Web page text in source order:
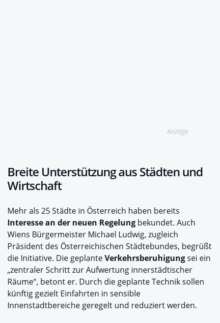
Anzeige
Breite Unterstützung aus Städten und
Wirtschaft
Mehr als 25 Städte in Österreich haben bereits
Interesse an der neuen Regelung bekundet. Auch
Wiens Bürgermeister Michael Ludwig, zugleich
Präsident des Österreichischen Städtebundes, begrüßt
die Initiative. Die geplanteVerkehrsberuhigungsei ein
„zentraler Schritt zur Aufwertung innerstädtischer
Räume“, betont er. Durch die geplante Technik sollen
künftig gezielt Einfahrten in sensible
Innenstadtbereiche geregelt und reduziert werden.